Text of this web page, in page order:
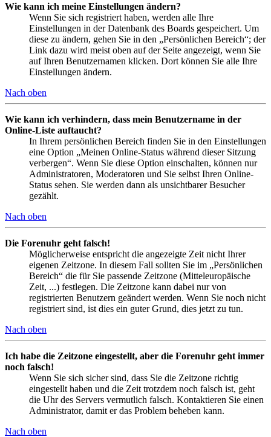
Wie kann ich meine Einstellungen ändern?
Wenn Sie sich registriert haben, werden alle Ihre
Einstellungen in der Datenbank des Boards gespeichert. Um
diese zu ändern, gehen Sie in den „Persönlichen Bereich“; der
Link dazu wird meist oben auf der Seite angezeigt, wenn Sie
auf Ihren Benutzernamen klicken. Dort können Sie alle Ihre
Einstellungen ändern.
Nach oben
Wie kann ich verhindern, dass mein Benutzername in der
Online-Liste auftaucht?
In Ihrem persönlichen Bereich finden Sie in den Einstellungen
eine Option „Meinen Online-Status während dieser Sitzung
verbergen“. Wenn Sie diese Option einschalten, können nur
Administratoren, Moderatoren und Sie selbst Ihren Online-
Status sehen. Sie werden dann als unsichtbarer Besucher
gezählt.
Nach oben
Die Forenuhr geht falsch!
Möglicherweise entspricht die angezeigte Zeit nicht Ihrer
eigenen Zeitzone. In diesem Fall sollten Sie im „Persönlichen
Bereich“ die für Sie passende Zeitzone (Mitteleuropäische
Zeit, ...) festlegen. Die Zeitzone kann dabei nur von
registrierten Benutzern geändert werden. Wenn Sie noch nicht
registriert sind, ist dies ein guter Grund, dies jetzt zu tun.
Nach oben
Ich habe die Zeitzone eingestellt, aber die Forenuhr geht immer
noch falsch!
Wenn Sie sich sicher sind, dass Sie die Zeitzone richtig
eingestellt haben und die Zeit trotzdem noch falsch ist, geht
die Uhr des Servers vermutlich falsch. Kontaktieren Sie einen
Administrator, damit er das Problem beheben kann.
Nach oben